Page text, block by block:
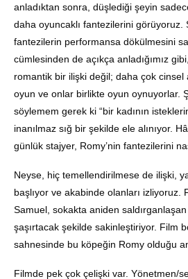
anladıktan sonra, düşlediği şeyin
daha oyuncaklı fantezilerini görüyoruz.
fantezilerin performansa dökülmesini
cümlesinden de açıkça anladığımız
romantik bir ilişki değil; daha çok
oyun ve onlar birlikte oyun oynuyorlar.
söylemem gerek ki “bir kadının
inanılmaz sığ bir şekilde ele alınıyor.
günlük stajyer, Romy’nin fantezilerini
Neyse, hiç temellendirilmese de ilişki,
başlıyor ve akabinde olanları izliyoruz.
Samuel, sokakta aniden
şaşırtacak şekilde sakinleştiriyor. Film
sahnesinde bu köpeğin Romy olduğu
Filmde pek çok çelişki var. Yönetmen/